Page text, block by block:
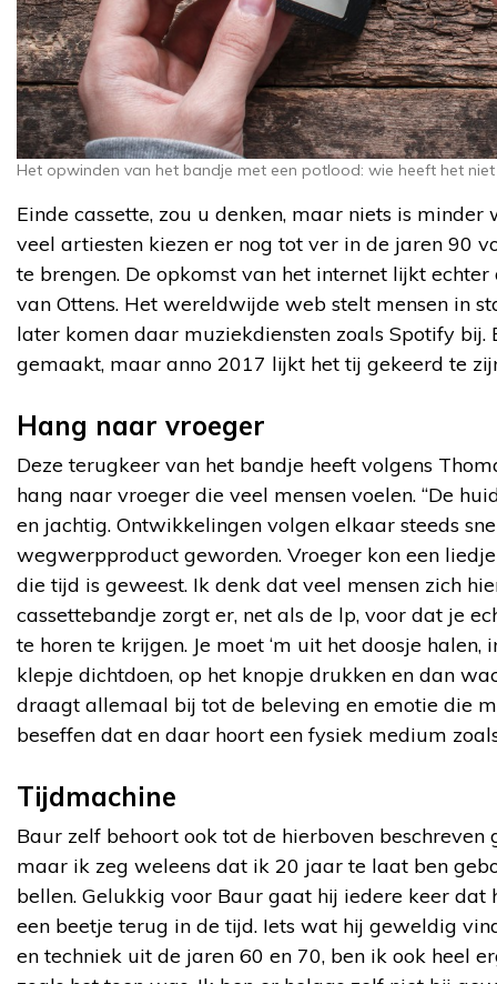
Het opwinden van het bandje met een potlood: wie heeft het
Einde cassette, zou u denken, maar niets is
veel artiesten kiezen er nog tot ver in de jaren 90
te brengen. De opkomst van het internet lijkt
van Ottens. Het wereldwijde web stelt mensen in
later komen daar muziekdiensten zoals Spotify bij.
gemaakt, maar anno 2017 lijkt het tij gekeerd te
Hang naar vroeger
Deze terugkeer van het bandje heeft volgens
hang naar vroeger die veel mensen voelen. “De
en jachtig. Ontwikkelingen volgen elkaar steeds
wegwerpproduct geworden. Vroeger kon een
die tijd is geweest. Ik denk dat veel mensen zich
cassettebandje zorgt er, net als de lp, voor dat je
te horen te krijgen. Je moet ‘m uit het doosje halen,
klepje dichtdoen, op het knopje drukken en dan
draagt allemaal bij tot de beleving en emotie die
beseffen dat en daar hoort een fysiek medium
Tijdmachine
Baur zelf behoort ook tot de hierboven beschreven
maar ik zeg weleens dat ik 20 jaar te laat ben
bellen. Gelukkig voor Baur gaat hij iedere keer dat
een beetje terug in de tijd. Iets wat hij geweldig
en techniek uit de jaren 60 en 70, ben ik ook heel